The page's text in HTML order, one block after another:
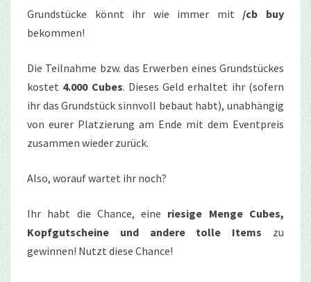
Grundstücke könnt ihr wie immer mit /cb buy
bekommen!
Die Teilnahme bzw. das Erwerben eines Grundstückes
kostet 4.000 Cubes. Dieses Geld erhaltet ihr (sofern
ihr das Grundstück sinnvoll bebaut habt), unabhängig
von eurer Platzierung am Ende mit dem Eventpreis
zusammen wieder zurück.
Also, worauf wartet ihr noch?
Ihr habt die Chance, eine riesige Menge Cubes,
Kopfgutscheine und andere tolle Items zu
gewinnen! Nutzt diese Chance!